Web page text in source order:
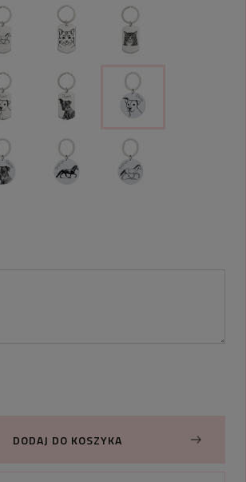
DODAJ DO KOSZYKA